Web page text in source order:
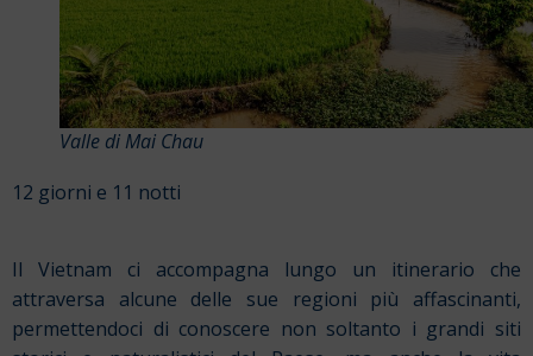
Valle di Mai Chau
12 giorni e 11 notti
Il Vietnam ci accompagna lungo un itinerario che
attraversa alcune delle sue regioni più affascinanti,
permettendoci di conoscere non soltanto i grandi siti